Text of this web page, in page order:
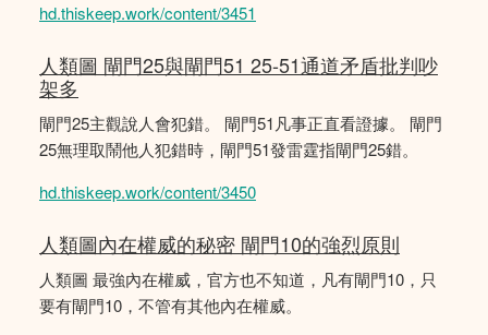
hd.thiskeep.work/content/3451
人類圖 閘門25與閘門51 25-51通道矛盾批判吵
架多
閘門25主觀說人會犯錯。 閘門51凡事正直看證據。 閘門
25無理取鬧他人犯錯時，閘門51發雷霆指閘門25錯。
hd.thiskeep.work/content/3450
人類圖內在權威的秘密 閘門10的強烈原則
人類圖 最強內在權威，官方也不知道，凡有閘門10，只
要有閘門10，不管有其他內在權威。